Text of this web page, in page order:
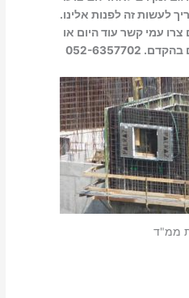
לעשות זה לפנות אלינו.
עמי קשר עוד היום או
6357702
ממ"ד